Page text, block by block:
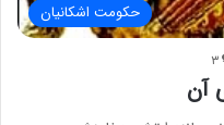
حکومت اشکانیان
۳
آن